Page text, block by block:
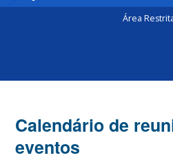
Área
Calendário de
eventos